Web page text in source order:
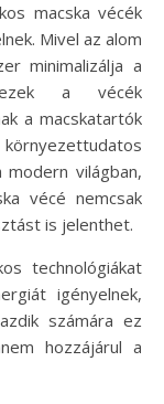
macska vécék
Mivel az alom
minimalizálja a
ezek a vécék
a macskatartók
környezettudatos
világban,
vécé nemcsak
is jelenthet.
technológiákat
igényelnek,
számára ez
hozzájárul a